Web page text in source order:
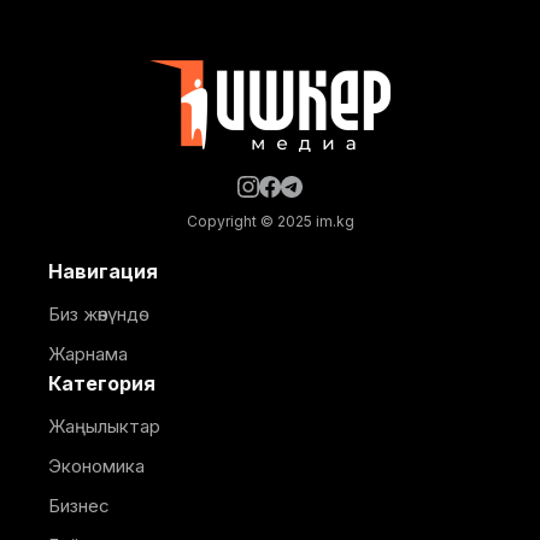
Copyright © 2025 im.kg
Навигация
Биз жөнүндө
Жарнама
Категория
Жаңылыктар
Экономика
Бизнес